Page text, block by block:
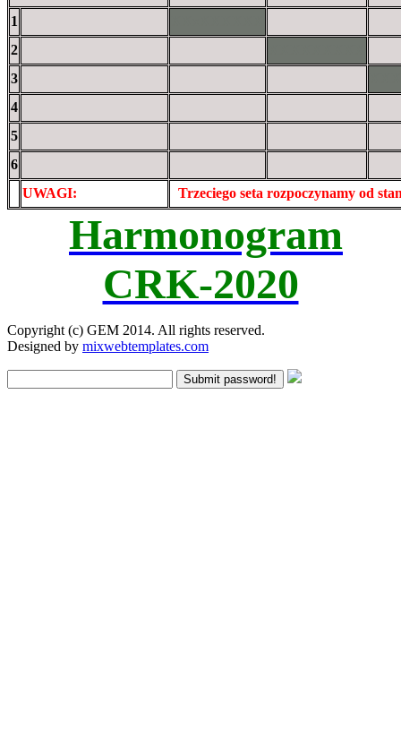
1
2
3
4
5
6
UWAGI:
Trzeciego seta rozpoczynamy od
Harmonogram
CRK-2020
Copyright (c) GEM 2014. All rights reserved.
Designed by mixwebtemplates.com
Submit password!